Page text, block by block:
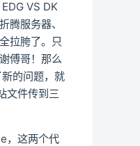
VS DK
腾服务器、
拉胯了。只
傅哥！那么
的问题，就
文件传到三
，这两个代